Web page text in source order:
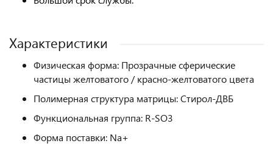
Характеристики
Физическая форма: Прозрачные сферические
частицы желтоватого / красно-желтоватого цвета
Полимерная структура матрицы: Стирол-ДВБ
Функциональная группа: R-SO3
Форма поставки: Na+